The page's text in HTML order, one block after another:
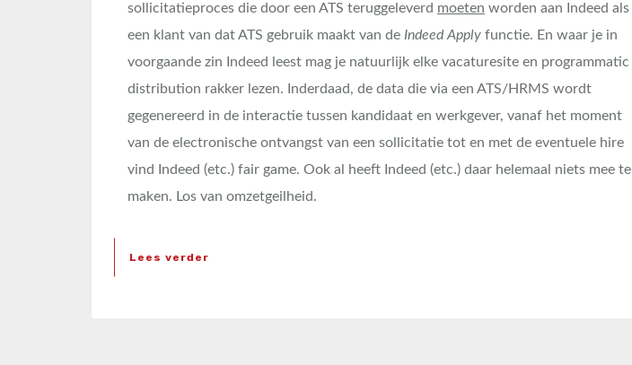
sollicitatieproces die door een ATS teruggeleverd moeten worden aan Indeed als
een klant van dat ATS gebruik maakt van de Indeed Apply functie. En waar je in
voorgaande zin Indeed leest mag je natuurlijk elke vacaturesite en programmatic
distribution rakker lezen. Inderdaad, de data die via een ATS/HRMS wordt
gegenereerd in de interactie tussen kandidaat en werkgever, vanaf het moment
van de electronische ontvangst van een sollicitatie tot en met de eventuele hire
vind Indeed (etc.) fair game. Ook al heeft Indeed (etc.) daar helemaal niets mee te
maken. Los van omzetgeilheid.
Lees verder